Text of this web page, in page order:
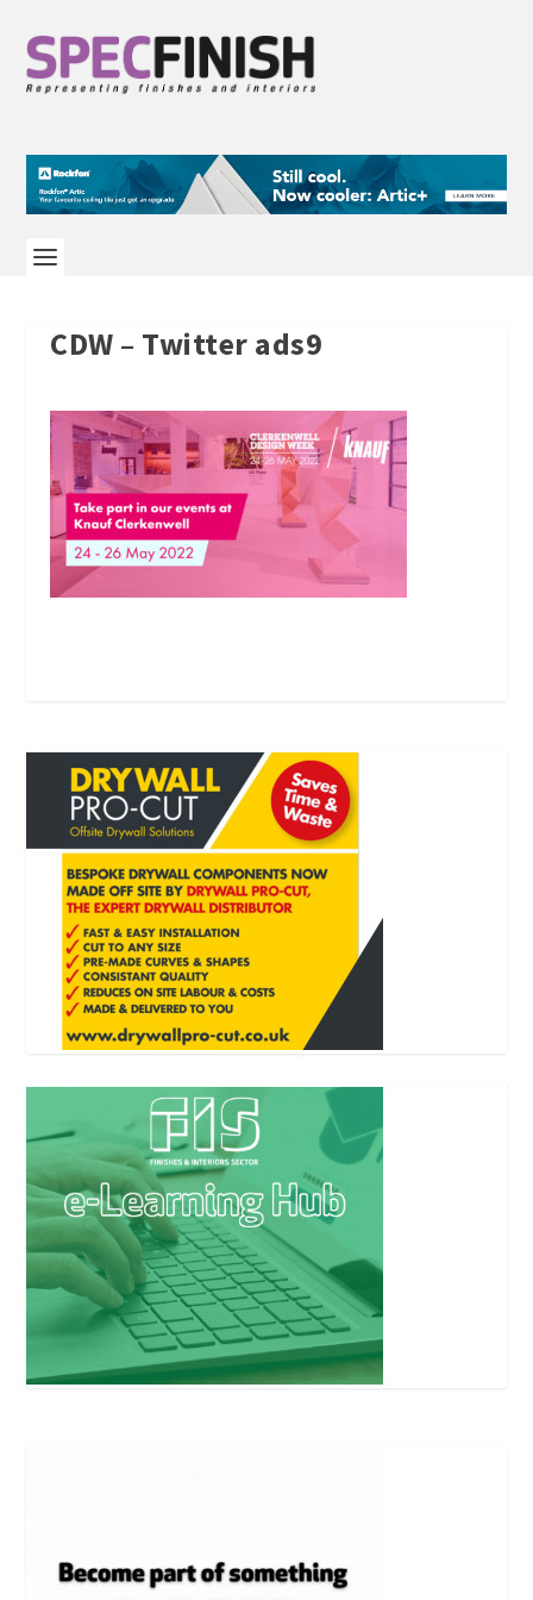
CDW – Twitter ads9